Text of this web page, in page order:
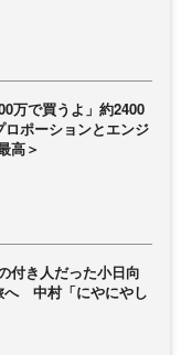
万で買うよ」約2400
ポーションとエンジ
高＞
付き人だった小日向
へ 中村「にやにやし